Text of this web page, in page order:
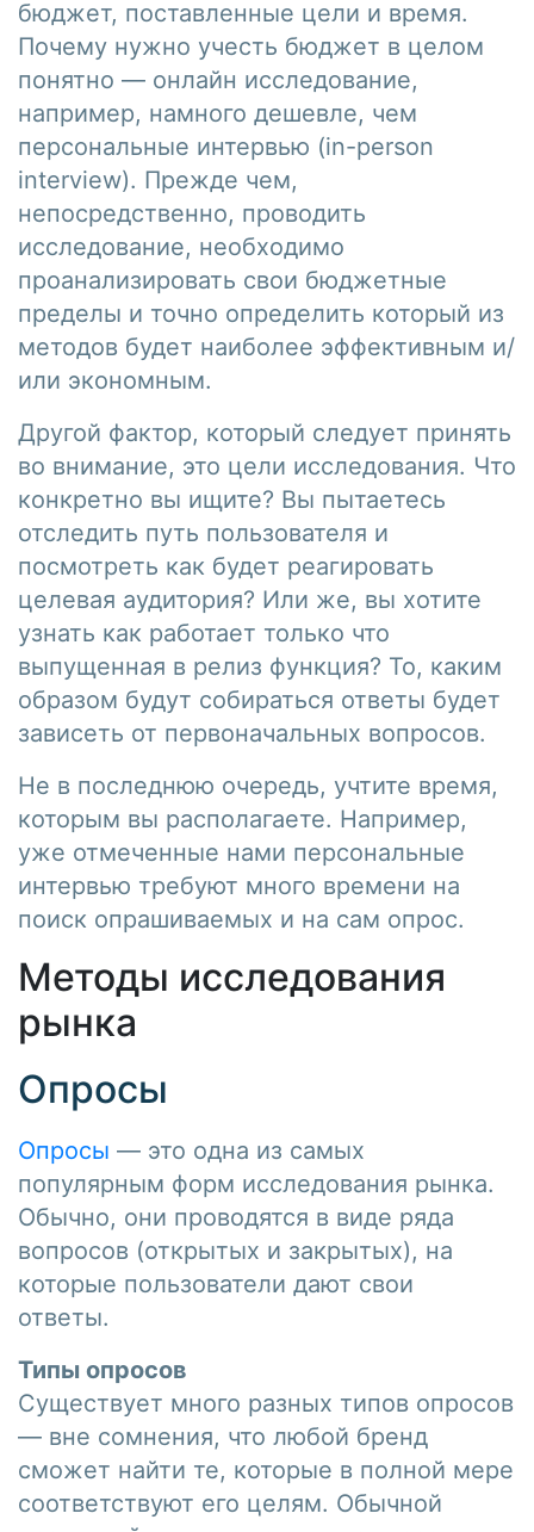
бюджет, поставленные цели и время.
Почему нужно учесть бюджет в целом
понятно — онлайн исследование,
например, намного дешевле, чем
персональные интервью (in-person
interview). Прежде чем,
непосредственно, проводить
исследование, необходимо
проанализировать свои бюджетные
пределы и точно определить который из
методов будет наиболее эффективным и/
или экономным.
Другой фактор, который следует принять
во внимание, это цели исследования. Что
конкретно вы ищите? Вы пытаетесь
отследить путь пользователя и
посмотреть как будет реагировать
целевая аудитория? Или же, вы хотите
узнать как работает только что
выпущенная в релиз функция? То, каким
образом будут собираться ответы будет
зависеть от первоначальных вопросов.
Не в последнюю очередь, учтите время,
которым вы располагаете. Например,
уже отмеченные нами персональные
интервью требуют много времени на
поиск опрашиваемых и на сам опрос.
Методы исследования
рынка
Опросы
Опросы — это одна из самых
популярным форм исследования рынка.
Обычно, они проводятся в виде ряда
вопросов (открытых и закрытых), на
которые пользователи дают свои
ответы.
Типы опросов
Существует много разных типов опросов
— вне сомнения, что любой бренд
сможет найти те, которые в полной мере
соответствуют его целям. Обычной